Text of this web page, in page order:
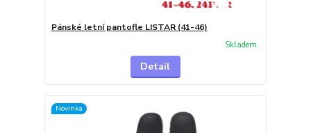
Pánské letní pantofle LISTAR (41-46)
Skladem
Detail
Novinka